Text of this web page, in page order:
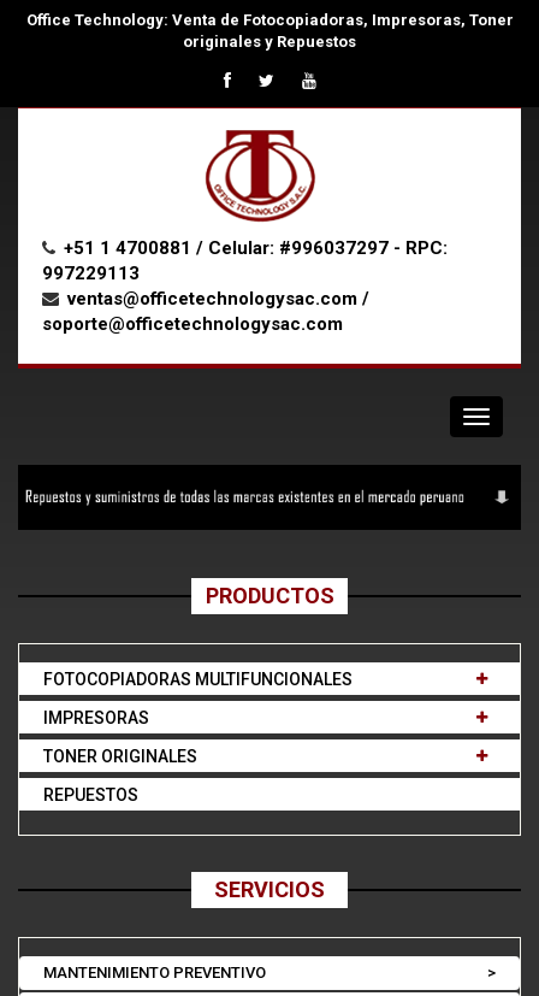
Office Technology: Venta de Fotocopiadoras, Impresoras, Toner
originales y Repuestos
+51 1 4700881 / Celular: #996037297 - RPC:
997229113
ventas@officetechnologysac.com /
soporte@officetechnologysac.com
PRODUCTOS
FOTOCOPIADORAS MULTIFUNCIONALES
IMPRESORAS
TONER ORIGINALES
REPUESTOS
SERVICIOS
>
MANTENIMIENTO PREVENTIVO